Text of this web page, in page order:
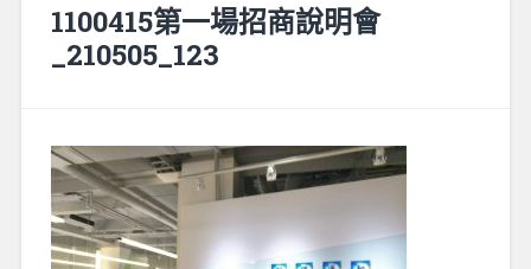
1100415第一場招商說明會
_210505_123